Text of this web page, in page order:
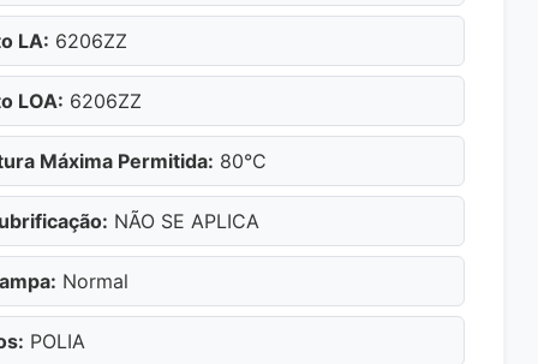
LA: 6206ZZ
LOA: 6206ZZ
Máxima Permitida: 80°C
NÃO SE APLICA
Normal
POLIA